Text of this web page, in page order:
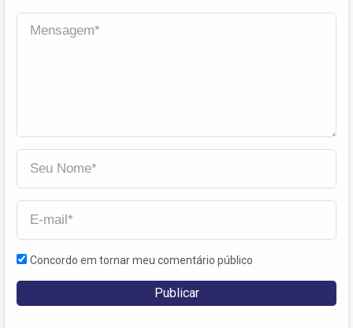
Concordo em tornar meu comentário público